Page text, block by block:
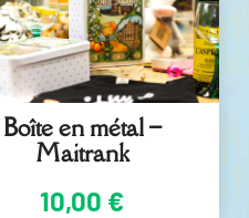
Boîte en métal –
Maitrank
10,00 €